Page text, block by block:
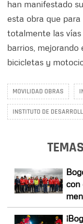
han manifestado
esta obra que
totalmente las vías
barrios, mejorando
bicicletas y
MOVILIDAD OBRAS
INSTITUTO DE
con